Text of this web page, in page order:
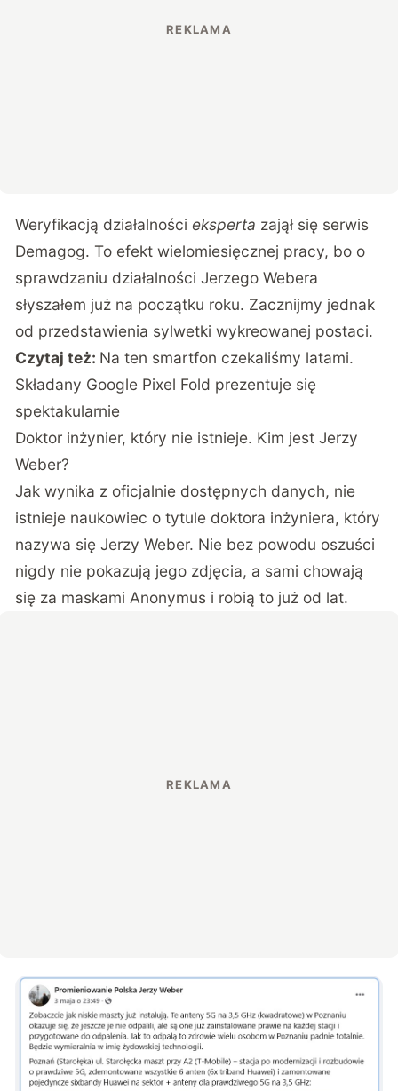
Weryfikacją działalnościeksperta zajął się serwis
Demagog. To efekt wielomiesięcznej pracy, bo o
sprawdzaniu działalności Jerzego Webera
słyszałem już na początku roku. Zacznijmy jednak
od przedstawienia sylwetki wykreowanej postaci.
Czytaj też: Na ten smartfon czekaliśmy latami.
Składany Google Pixel Fold prezentuje się
spektakularnie
Doktor inżynier, który nie istnieje. Kim jest Jerzy
Weber?
Jak wynika z oficjalnie dostępnych danych, nie
istnieje naukowiec o tytule doktora inżyniera, który
nazywa się Jerzy Weber. Nie bez powodu oszuści
nigdy nie pokazują jego zdjęcia, a sami chowają
się za maskami Anonymus i robią to już od lat.